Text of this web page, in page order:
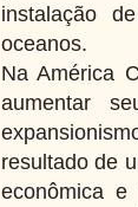
instalação
oceanos.
Na América
aumentar
resultado de
econômica